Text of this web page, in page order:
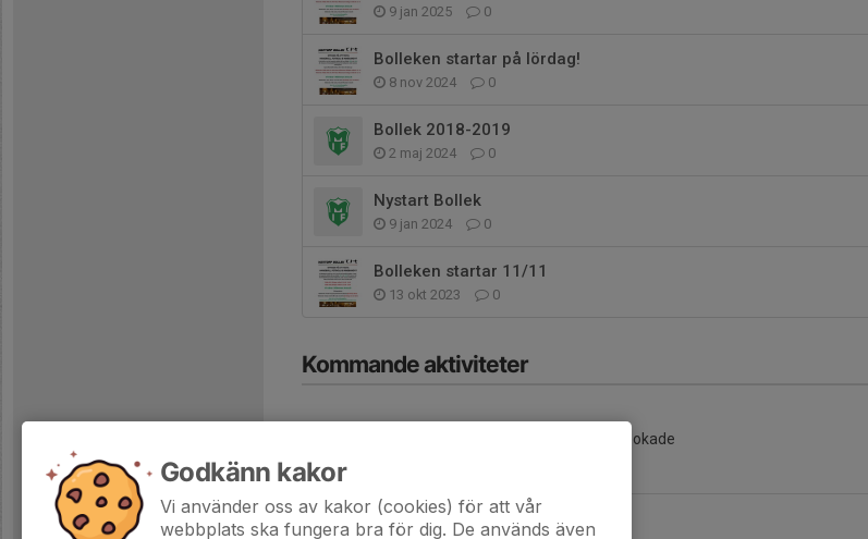
9 jan 2025 0
Bolleken startar på lördag!
8 nov 2024 0
Bollek 2018-2019
2 maj 2024 0
Nystart Bollek
9 jan 2024 0
Bolleken startar 11/11
13 okt 2023 0
Kommande aktiviteter
Inga aktiviteter inbokade
Hela kalendern
Godkänn kakor
Vi använder oss av kakor (cookies) för att vår
webbplats ska fungera bra för dig. De används även